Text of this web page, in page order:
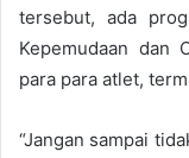
tersebut, ada
Kepemudaan dan
para para atlet,
“Jangan sampai